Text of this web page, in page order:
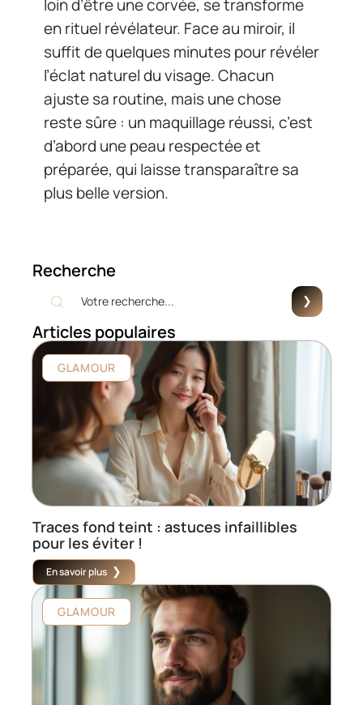
loin d’être une corvée, se transforme
en rituel révélateur. Face au miroir, il
suffit de quelques minutes pour révéler
l’éclat naturel du visage. Chacun
ajuste sa routine, mais une chose
reste sûre : un maquillage réussi, c’est
d’abord une peau respectée et
préparée, qui laisse transparaître sa
plus belle version.
Recherche
Articles populaires
GLAMOUR
Traces fond teint : astuces infaillibles
pour les éviter !
En savoir plus
GLAMOUR